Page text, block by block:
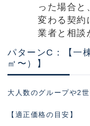
った場合と
変わる契約
業者と相談
パターンC：【一
㎡〜）】
大人数のグループや2
【適正価格の目安】